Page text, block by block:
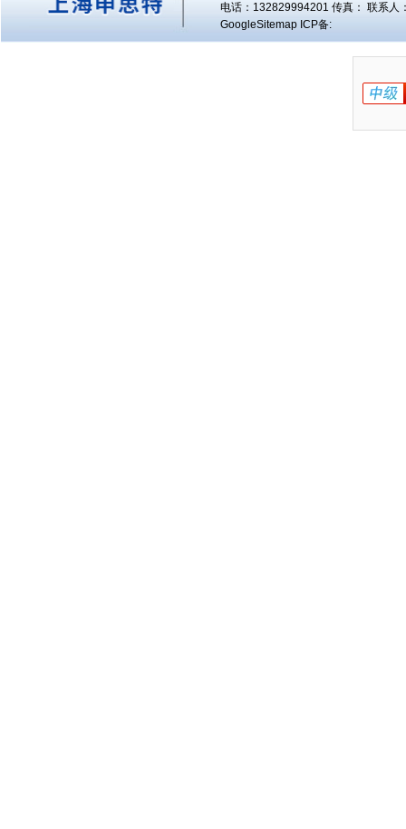
电话：132829994201 传真： 联系人
GoogleSitemap ICP备: